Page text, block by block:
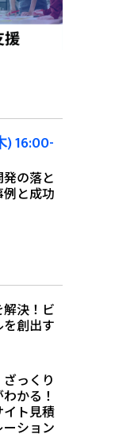
) 16:00-
の落と
例と成功
決！ビ
創出す
ざっくり
かる！
イト見積
ション